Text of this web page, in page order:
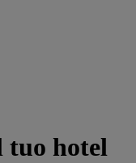
tuo hotel